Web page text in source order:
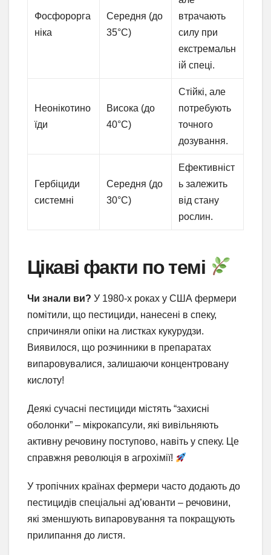
Фосфорорга
ніка
Середня (до
35°C)
втрачають
силу при
екстремальн
ій спеці.
Неонікотино
їди
Висока (до
40°C)
Стійкі, але
потребують
точного
дозування.
Гербіциди
системні
Середня (до
30°C)
Ефективніст
ь залежить
від стану
рослин.
Цікаві факти по темі
Чи знали ви? У 1980-х роках у США фермери
помітили, що пестициди, нанесені в спеку,
спричиняли опіки на листках кукурудзи.
Виявилося, що розчинники в препаратах
випаровувалися, залишаючи концентровану
кислоту!
Деякі сучасні пестициди містять “захисні
оболонки” – мікрокапсули, які вивільняють
активну речовину поступово, навіть у спеку. Це
справжня революція в агрохімії!
У тропічних країнах фермери часто додають до
пестицидів спеціальні ад’юванти – речовини,
які зменшують випаровування та покращують
прилипання до листя.